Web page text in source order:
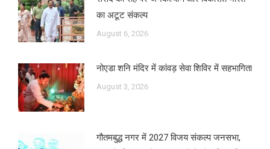
का अटूट संकल्प
August 6, 2026
नोएडा शनि मंदिर में कांवड़ सेवा शिविर में सहभागिता
August 3, 2026
गौतमबुद्ध नगर में 2027 विजय संकल्प जनसभा,